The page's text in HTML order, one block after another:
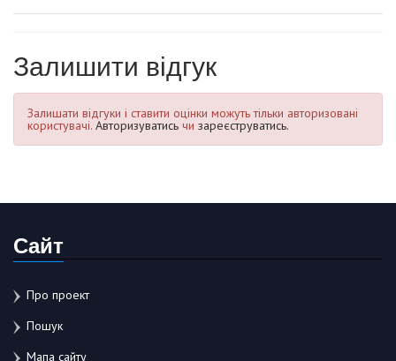
Залишити відгук
Залишати відгуки і ставити оцінки можуть тільки авторизовані
користувачі. Авторизуватись чи зареєструватись.
Сайт
Про проект
Пошук
Мапа сайту